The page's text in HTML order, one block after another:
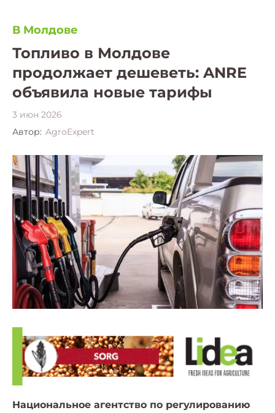
В Молдове
Топливо в Молдове
продолжает дешеветь: ANRE
объявила новые тарифы
3 июн 2026
Автор: AgroExpert
Национальное агентство по регулированию